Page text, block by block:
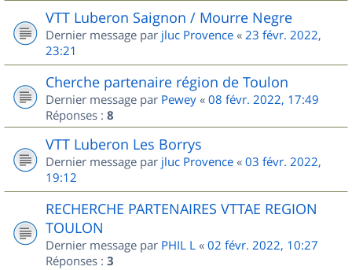
VTT Luberon Saignon / Mourre Negre
Dernier message par jluc Provence « 23 févr. 2022,
23:21
Cherche partenaire région de Toulon
Dernier message par Pewey « 08 févr. 2022, 17:49
Réponses : 8
VTT Luberon Les Borrys
Dernier message par jluc Provence « 03 févr. 2022,
19:12
RECHERCHE PARTENAIRES VTTAE REGION
TOULON
Dernier message par PHIL L « 02 févr. 2022, 10:27
Réponses : 3